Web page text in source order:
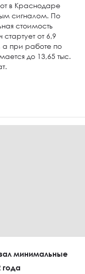
в Краснодаре
сигналом. По
стоимость
от 6,9
а при работе по
до 13,65 тыс.
минимальные
года